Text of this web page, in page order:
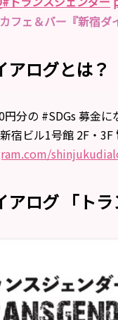
フェ＆バー『新宿
アログとは？
円分の #SDGs 募金
宿ビル1号館 2F・3F
アログ 「ト